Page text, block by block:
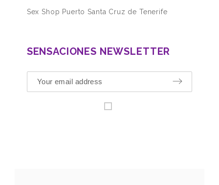
Sex Shop Puerto Santa Cruz de Tenerife
SENSACIONES NEWSLETTER